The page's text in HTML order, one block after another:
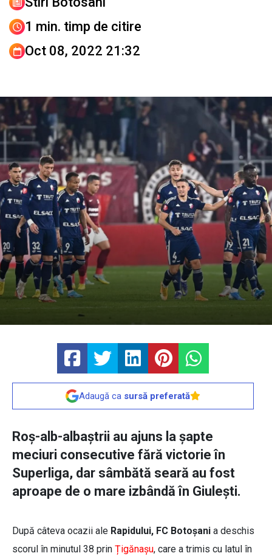
1 min. timp de citire
Oct 08, 2022 21:32
Adaugă ca sursă preferată
Roș-alb-albaștrii au ajuns la șapte
meciuri consecutive fără victorie în
Superliga, dar sâmbătă seară au fost
aproape de o mare izbândă în Giulești.
După câteva ocazii ale Rapidului, FC Botoșani a deschis
scorul în minutul 38 prin Țigănașu, care a trimis cu latul în